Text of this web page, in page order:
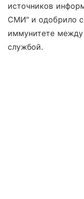
источников
СМИ" и одобрило
иммунитете между
службой.